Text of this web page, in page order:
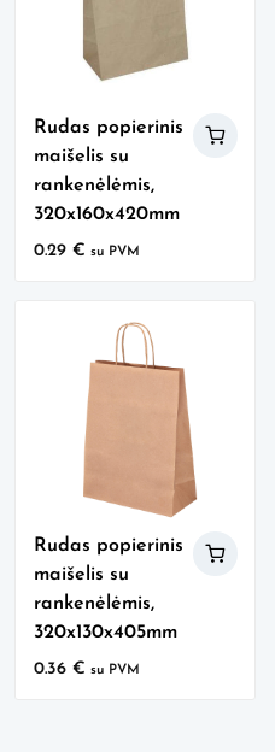
Rudas popierinis
maišelis su
rankenėlėmis,
320x160x420mm
0.29 € su PVM
Rudas popierinis
maišelis su
rankenėlėmis,
320x130x405mm
0.36 € su PVM